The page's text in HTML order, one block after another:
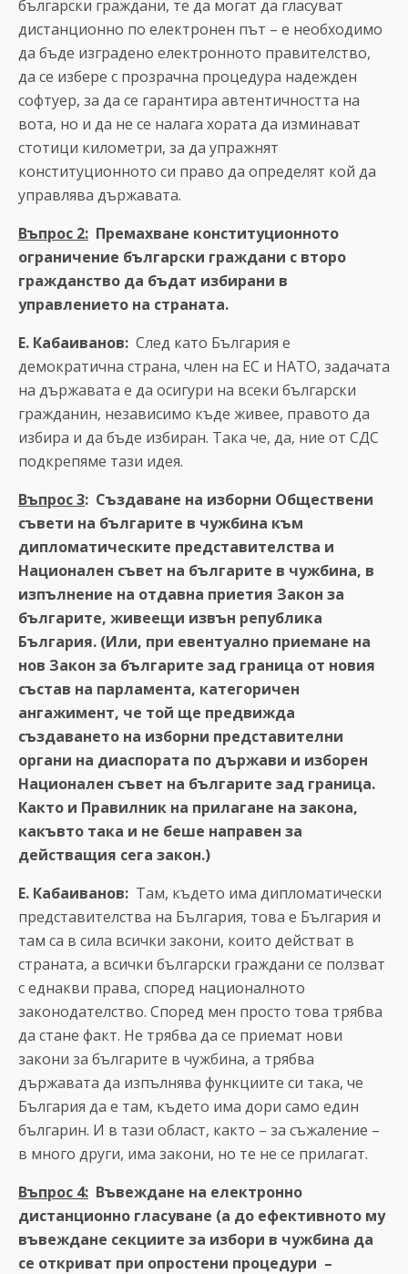
български граждани, те да могат да гласуват
дистанционно по електронен път – е необходимо
да бъде изградено електронното правителство,
да се избере с прозрачна процедура надежден
софтуер, за да се гарантира автентичността на
вота, но и да не се налага хората да изминават
стотици километри, за да упражнят
конституционното си право да определят кой да
управлява държавата.
Въпрос 2: Премахване конституционното
ограничение български граждани с второ
гражданство да бъдат избирани в
управлението на страната.
Е. Кабаиванов: След като България е
демократична страна, член на ЕС и НАТО, задачата
на държавата е да осигури на всеки български
гражданин, независимо къде живее, правото да
избира и да бъде избиран. Така че, да, ние от СДС
подкрепяме тази идея.
Въпрос 3: Създаване на изборни Обществени
съвети на българите в чужбина към
дипломатическите представителства и
Национален съвет на българите в чужбина, в
изпълнение на отдавна приетия Закон за
българите, живеещи извън република
България. (Или, при евентуално приемане на
нов Закон за българите зад граница от новия
състав на парламента, категоричен
ангажимент, че той ще предвижда
създаването на изборни представителни
органи на диаспората по държави и изборен
Национален съвет на българите зад граница.
Както и Правилник на прилагане на закона,
какъвто така и не беше направен за
действащия сега закон.)
Е. Кабаиванов: Там, където има дипломатически
представителства на България, това е България и
там са в сила всички закони, които действат в
страната, а всички български граждани се ползват
с еднакви права, според националното
законодателство. Според мен просто това трябва
да стане факт. Не трябва да се приемат нови
закони за българите в чужбина, а трябва
държавата да изпълнява функциите си така, че
България да е там, където има дори само един
българин. И в тази област, както – за съжаление –
в много други, има закони, но те не се прилагат.
Въпрос 4: Въвеждане на електронно
дистанционно гласуване (а до ефективното му
въвеждане секциите за избори в чужбина да
се откриват при опростени процедури –